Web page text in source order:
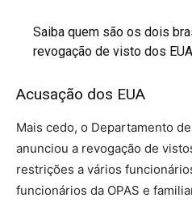
Saiba quem são os dois
revogação de visto dos EUA
Acusação dos EUA
Mais cedo, o Departamento
anunciou a revogação de
restrições a vários
funcionários da OPAS e